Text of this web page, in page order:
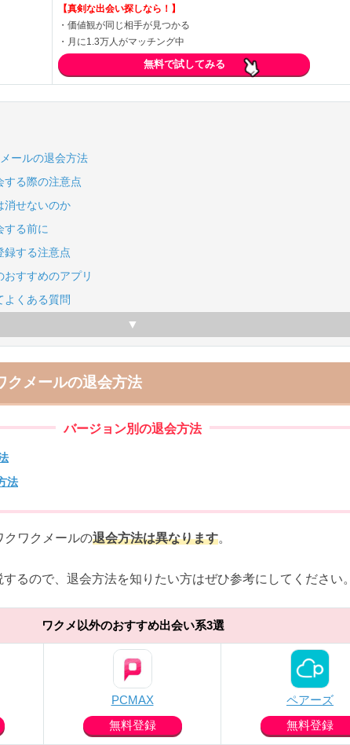
【真剣な出会い探しなら！】
・価値観が同じ相手が見つかる
・月に1.3万人がマッチング中
無料で試してみる
ールの退会方法
る際の注意点
消せないのか
する前に
する注意点
すすめのアプリ
くある質問
クメールの退会方法
バージョン別の退会方法
法
クワクメールの退会方法は異なります。
るので、退会方法を知りたい方はぜひ参考にしてください。
ワクメ以外のおすすめ出会い系3選
PCMAX
無料登録
ペアーズ
無料登録